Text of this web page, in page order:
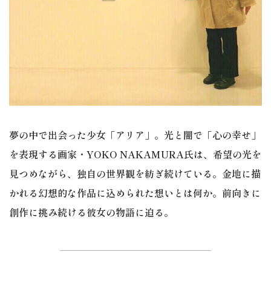
夢の中で出会った少女「アリア」。光と闇で「心の幸せ」
を表現する画家・YOKO NAKAMURA氏は、希望の光を
見つめながら、独自の世界観を紡ぎ続けている。金地に描
かれる幻想的な作品に込められた想いとは何か。前向きに
創作に挑み続ける彼女の物語に迫る。